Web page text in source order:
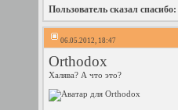
Пользователь сказал cпасибо:
06.05.2012, 18:47
Orthodox
Халява? А что это?